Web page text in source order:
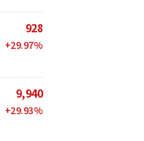
928
+29.97%
9,940
+29.93%